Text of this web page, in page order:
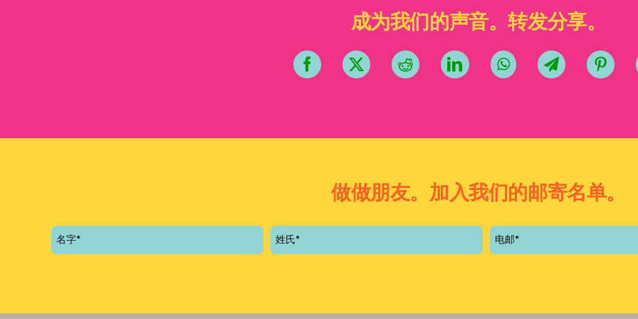
成为我们的声音。转发分享。
做做朋友。加入我们的邮寄名单。